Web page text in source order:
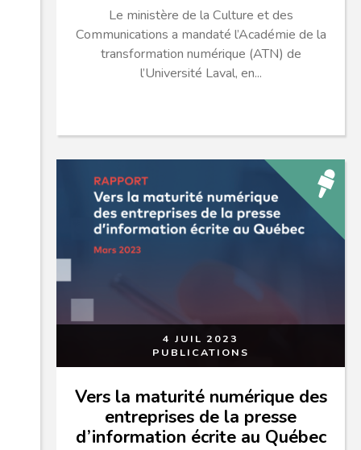
Le ministère de la Culture et des
Communications a mandaté l’Académie de la
transformation numérique (ATN) de
l’Université Laval, en...
4 JUIL 2023
PUBLICATIONS
Vers la maturité numérique des
entreprises de la presse
d’information écrite au Québec